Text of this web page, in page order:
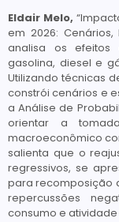
Eldair Melo,
em 2026:
analisa os efeitos
gasolina, diesel e
Utilizando técnicas
constrói cenários e
a Análise de
orientar a
macroeconômico
salienta que o
regressivos, se
para recomposição
repercussões
consumo e